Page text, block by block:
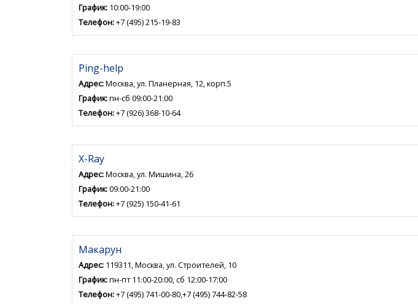
График: 10:00-19:00
Телефон:+7 (495) 215-19-83
Ping-help
Адрес:Москва, ул. Планерная, 12, корп.5
График:пн-сб 09:00-21:00
Телефон:+7 (926) 368-10-64
X-Ray
Адрес:Москва, ул. Мишина, 26
График:09:00-21:00
Телефон:+7 (925) 150-41-61
Макарун
Адрес: 119311, Москва, ул. Строителей, 10
График:пн-пт 11:00-20:00, сб 12:00-17:00
Телефон:+7 (495) 741-00-80,+7 (495) 744-82-58